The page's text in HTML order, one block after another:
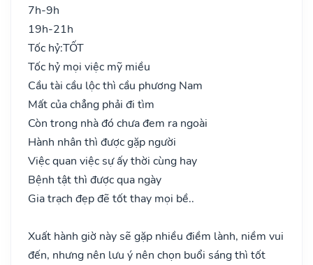
7h-9h
19h-21h
Tốc hỷ:TỐT
Tốc hỷ mọi việc mỹ miều
Cầu tài cầu lộc thì cầu phương Nam
Mất của chẳng phải đi tìm
Còn trong nhà đó chưa đem ra ngoài
Hành nhân thì được gặp người
Việc quan việc sự ấy thời cùng hay
Bệnh tật thì được qua ngày
Gia trạch đẹp đẽ tốt thay mọi bề..
Xuất hành giờ này sẽ gặp nhiều điềm lành, niềm vui
đến, nhưng nên lưu ý nên chọn buổi sáng thì tốt